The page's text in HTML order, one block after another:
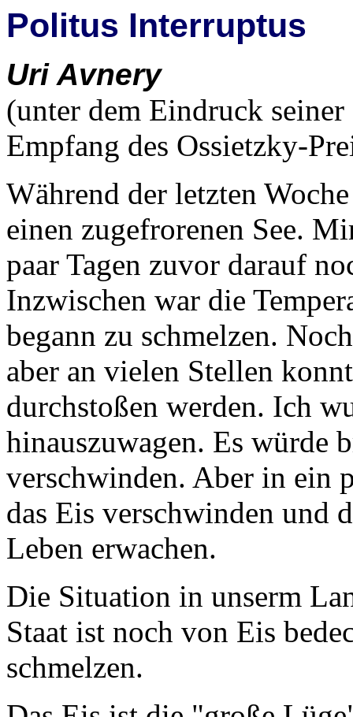
Politus Interruptus
Uri Avnery
(unter dem Eindruck
Empfang des Ossietzky-
Während der letzten
einen zugefrorenen See.
paar Tagen zuvor darauf
Inzwischen war die
begann zu schmelzen.
aber an vielen Stellen
durchstoßen werden. Ich
hinauszuwagen. Es würde
verschwinden. Aber in ein
das Eis verschwinden und
Leben erwachen.
Die Situation in unserm
Staat ist noch von Eis
schmelzen.